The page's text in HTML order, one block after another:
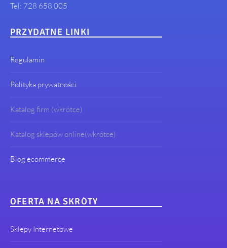
Tel: 728 658 005
PRZYDATNE LINKI
Regulamin
Polityka prywatności
Katalog firm (wkrótce)
Katalog sklepów online(wkrótce)
Blog ecommerce
OFERTA NA SKRÓTY
Sklepy Internetowe